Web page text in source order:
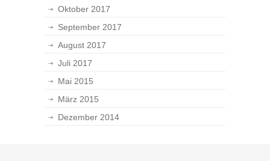
Oktober 2017
September 2017
August 2017
Juli 2017
Mai 2015
März 2015
Dezember 2014